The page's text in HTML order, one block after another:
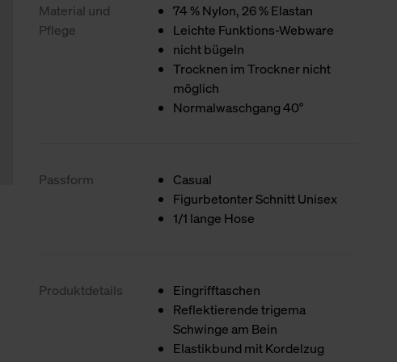
Material und
Pflege
74 % Nylon, 26 % Elastan
Leichte Funktions-Webware
nicht bügeln
Trocknen im Trockner nicht
möglich
Normalwaschgang 40°
Passform
Casual
Figurbetonter Schnitt Unisex
1/1 lange Hose
Produktdetails
Eingrifftaschen
Reflektierende trigema
Schwinge am Bein
Elastikbund mit Kordelzug